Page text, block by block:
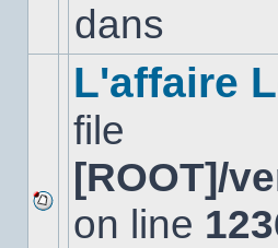
dansdans
Aucun
nouveau
L'affaire
file
[ROOT]/
on line